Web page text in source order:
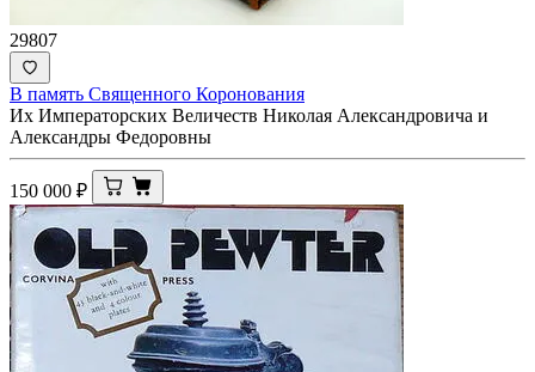
29807
В память Священного Коронования
Их Императорских Величеств Николая Александровича и
Александры Федоровны
150 000 ₽